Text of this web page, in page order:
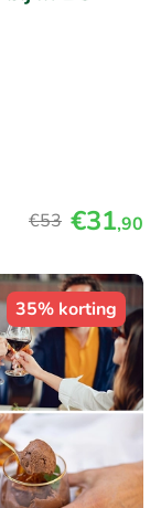
€53 €31,90
35% korting